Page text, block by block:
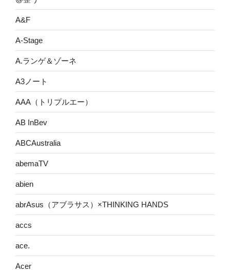
A&F
A-Stage
A.ランゲ＆ゾーネ
A3ノート
AAA（トリプルエー）
AB InBev
ABCAustralia
abemaTV
abien
abrAsus（アブラサス）×THINKING HANDS
accs
ace.
Acer